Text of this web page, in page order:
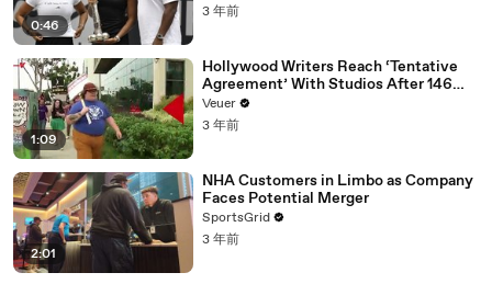
0:46
3 年前
1:09
Hollywood Writers Reach ‘Tentative
Agreement’ With Studios After 146
Day Strike
Veuer
3 年前
2:01
NHA Customers in Limbo as Company
Faces Potential Merger
SportsGrid
3 年前